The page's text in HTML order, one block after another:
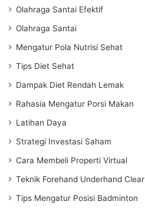
Olahraga Santai Efektif
Olahraga Santai
Mengatur Pola Nutrisi Sehat
Tips Diet Sehat
Dampak Diet Rendah Lemak
Rahasia Mengatur Porsi Makan
Latihan Daya
Strategi Investasi Saham
Cara Membeli Properti Virtual
Teknik Forehand Underhand Clear
Tips Mengatur Posisi Badminton